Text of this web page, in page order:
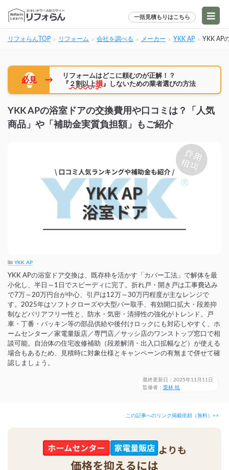
一括見積もりはこちら
リフォらんTOP リフォーム 会社を調べる メーカー YKK AP YKK AP
必見 →
リフォームはどこに頼むのが正解！？
『 ２割以上損』しないための業者選びの方法
YKK APの浴室ドアの交換費用や口コミは？「人気
商品」や「補助金実質負担額」もご紹介
YKK AP
YKK APの浴室ドア交換は、既存枠を活かす「カバー工法」で解体を最
小化し、半日～1日でスピーディに完了。折れ戸・開き戸は工事費込み
で7万～20万円台が中心、引戸は12万～30万円程度が主なレンジで
す。2025年はソフトクローズや大型バー取手、有効開口拡大・段差抑
制などバリアフリー性と、防水・気密・清掃性の強化がトレンド。戸
車・丁番・パッキン等の部品供給や後付けロックにも対応しやすく、ホ
ームセンター／家電量販店／専門店／サッシ店のワンストップ窓口で相
談可能。自治体の住宅改修補助（段差解消・出入口拡幅など）が使える
場合もあるため、見積時に対象仕様とキャンペーンの有無まで併せて確
認しましょう。
最終更新日：2025年11月11日
監修者： 栗林 暁
この記事へのリンク掲載依頼（無料）>>